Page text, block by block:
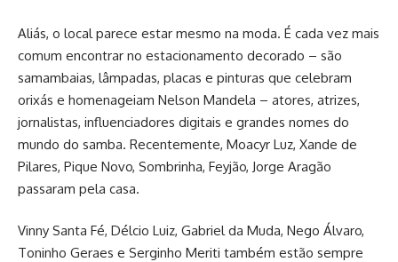
Aliás, o local parece estar mesmo na moda. É cada vez mais
comum encontrar no estacionamento decorado – são
samambaias, lâmpadas, placas e pinturas que celebram
orixás e homenageiam Nelson Mandela – atores, atrizes,
jornalistas, influenciadores digitais e grandes nomes do
mundo do samba. Recentemente, Moacyr Luz, Xande de
Pilares, Pique Novo, Sombrinha, Feyjão, Jorge Aragão
passaram pela casa.
Vinny Santa Fé, Délcio Luiz, Gabriel da Muda, Nego Álvaro,
Toninho Geraes e Serginho Meriti também estão sempre